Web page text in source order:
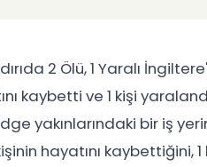
2 Ölü, 1 Yaralı
kaybetti ve 1 kişi
yakınlarındaki bir iş
hayatını kaybettiğini, 1